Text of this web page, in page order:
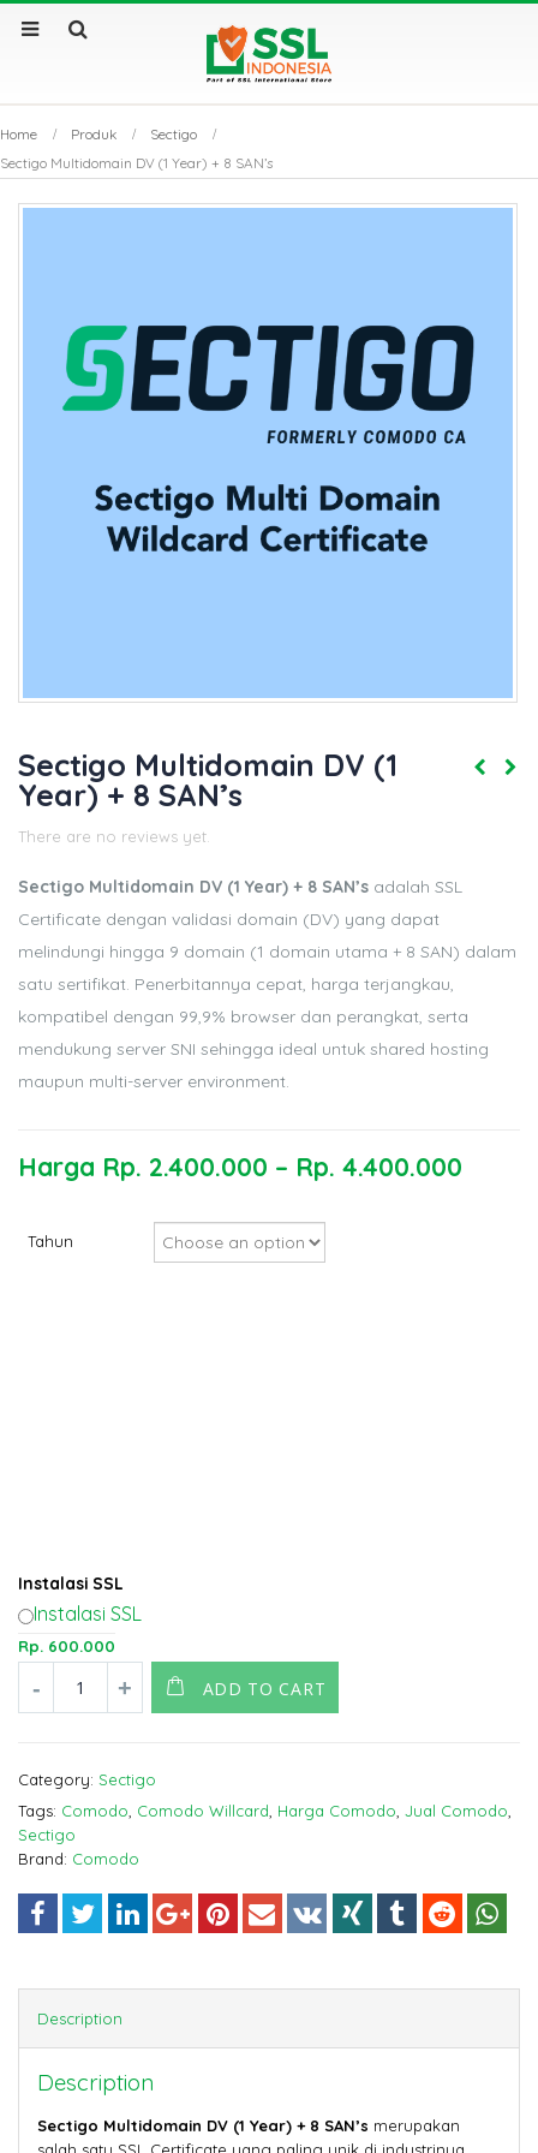
Home Produk
Sectigo
Sectigo Multidomain DV (1 Year) + 8 SAN’s
Sectigo Multidomain DV (1
Year) + 8 SAN’s
There are no reviews yet.
Sectigo Multidomain DV (1 Year) + 8 SAN’s adalah SSL
Certificate dengan validasi domain (DV) yang dapat
melindungi hingga 9 domain (1 domain utama + 8 SAN) dalam
satu sertifikat. Penerbitannya cepat, harga terjangkau,
kompatibel dengan 99,9% browser dan perangkat, serta
mendukung server SNI sehingga ideal untuk shared hosting
maupun multi-server environment.
Harga Rp. 2.400.000 – Rp. 4.400.000
Tahun
Instalasi SSL
Instalasi SSL
Rp. 600.000
ADD TO CART
Category: Sectigo
Tags: Comodo Comodo Willcard Harga Comodo Jual Comodo
Sectigo
Brand: Comodo
Description
Description
Sectigo Multidomain DV (1 Year) + 8 SAN’s merupakan
salah satu SSL Certificate yang paling unik di industrinya.